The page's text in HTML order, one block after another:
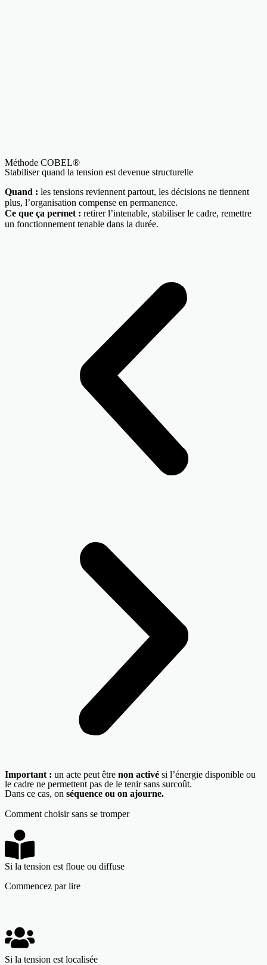
Méthode COBEL®
Stabiliser quand la tension est devenue structurelle
Quand : les tensions reviennent partout, les décisions ne tiennent
plus, l’organisation compense en permanence.
Ce que ça permet : retirer l’intenable, stabiliser le cadre, remettre
un fonctionnement tenable dans la durée.
Important : un acte peut être non activé si l’énergie disponible ou
le cadre ne permettent pas de le tenir sans surcoût.
Dans ce cas, on séquence ou on ajourne.
Comment choisir sans se tromper
Si la tension est floue ou diffuse
Commencez par lire
Si la tension est localisée